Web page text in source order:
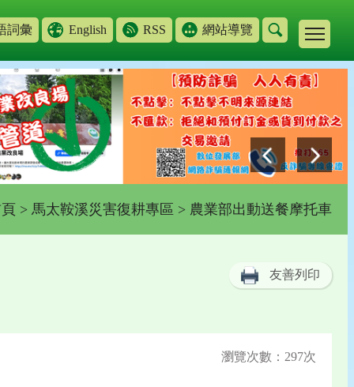
詞彙 English RSS 網站導覽
> 馬太鞍溪災害復耕專區 > 農業部出動送餐摩托車
友善列印
瀏覽次數：297次